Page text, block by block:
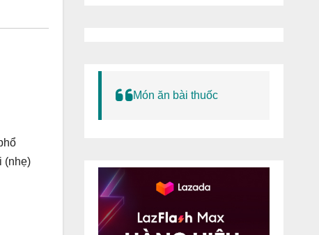
(nhẹ)
Món ăn bài thuốc